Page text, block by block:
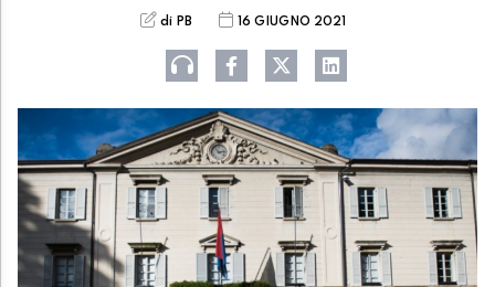
di PB 16 GIUGNO 2021